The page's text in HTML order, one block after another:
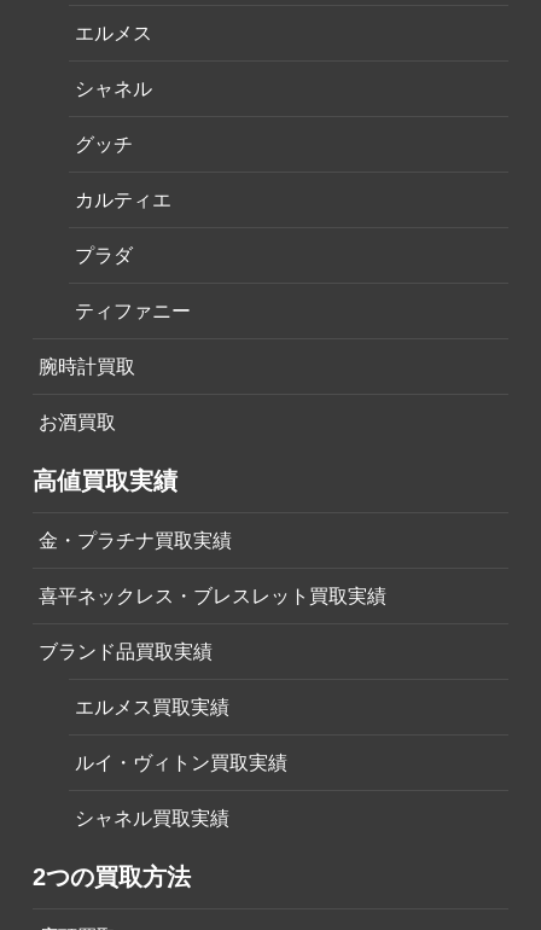
エルメス
シャネル
グッチ
カルティエ
プラダ
ティファニー
腕時計買取
お酒買取
高値買取実績
金・プラチナ買取実績
喜平ネックレス・ブレスレット買取実績
ブランド品買取実績
エルメス買取実績
ルイ・ヴィトン買取実績
シャネル買取実績
2つの買取方法